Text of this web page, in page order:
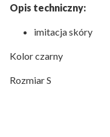
Opis techniczny:
imitacja skóry
Kolor czarny
Rozmiar S